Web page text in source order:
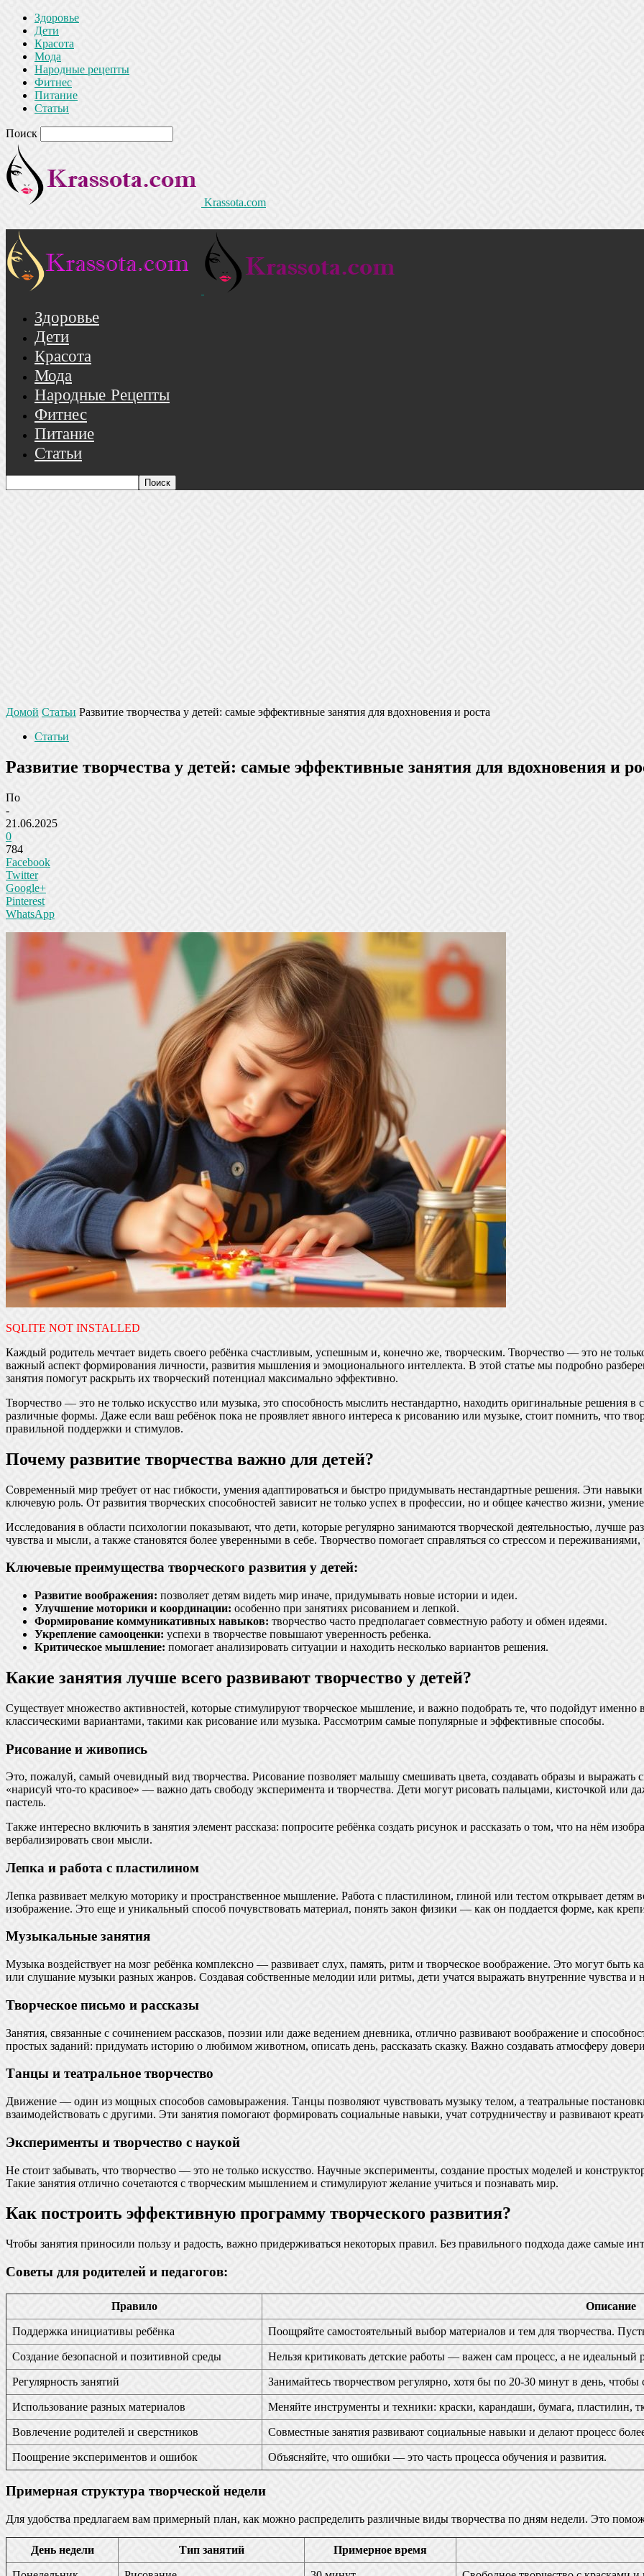
Здоровье
Дети
Красота
Мода
Народные рецепты
Фитнес
Питание
Статьи
Поиск
Krassota.com
Здоровье
Дети
Красота
Мода
Народные Рецепты
Фитнес
Питание
Статьи
Домой Статьи Развитие творчества у детей: самые эффективные занятия для вдохновения и роста
Статьи
Развитие творчества у детей: самые эффективные занятия для вдохновения и
По
-
21.06.2025
0
784
Facebook
Twitter
Google+
Pinterest
WhatsApp
SQLITE NOT INSTALLED
Каждый родитель мечтает видеть своего ребёнка счастливым, успешным и, конечно же, творческим. Творчество — это не
важный аспект формирования личности, развития мышления и эмоционального интеллекта. В этой статье мы подробно
занятия помогут раскрыть их творческий потенциал максимально эффективно.
Творчество — это не только искусство или музыка, это способность мыслить нестандартно, находить оригинальные решения
различные формы. Даже если ваш ребёнок пока не проявляет явного интереса к рисованию или музыке, стоит помнить, что
правильной поддержки и стимулов.
Почему развитие творчества важно для детей?
Современный мир требует от нас гибкости, умения адаптироваться и быстро придумывать нестандартные решения. Эти навыки
ключевую роль. От развития творческих способностей зависит не только успех в профессии, но и общее качество жизни,
Исследования в области психологии показывают, что дети, которые регулярно занимаются творческой деятельностью, лучше
чувства и мысли, а также становятся более уверенными в себе. Творчество помогает справляться со стрессом и
Ключевые преимущества творческого развития у детей:
Развитие воображения: позволяет детям видеть мир иначе, придумывать новые истории и идеи.
Улучшение моторики и координации: особенно при занятиях рисованием и лепкой.
Формирование коммуникативных навыков: творчество часто предполагает совместную работу и обмен идеями.
Укрепление самооценки: успехи в творчестве повышают уверенность ребенка.
Критическое мышление: помогает анализировать ситуации и находить несколько вариантов решения.
Какие занятия лучше всего развивают творчество у детей?
Существует множество активностей, которые стимулируют творческое мышление, и важно подобрать те, что подойдут именно
классическими вариантами, такими как рисование или музыка. Рассмотрим самые популярные и эффективные способы.
Рисование и живопись
Это, пожалуй, самый очевидный вид творчества. Рисование позволяет малышу смешивать цвета, создавать образы и выражать
«нарисуй что-то красивое» — важно дать свободу эксперимента и творчества. Дети могут рисовать пальцами, кисточкой или
пастель.
Также интересно включить в занятия элемент рассказа: попросите ребёнка создать рисунок и рассказать о том, что на нём
вербализировать свои мысли.
Лепка и работа с пластилином
Лепка развивает мелкую моторику и пространственное мышление. Работа с пластилином, глиной или тестом открывает детям
изображение. Это еще и уникальный способ почувствовать материал, понять закон физики — как он поддается форме, как
Музыкальные занятия
Музыка воздействует на мозг ребёнка комплексно — развивает слух, память, ритм и творческое воображение. Это могут быть
или слушание музыки разных жанров. Создавая собственные мелодии или ритмы, дети учатся выражать внутренние чувства и
Творческое письмо и рассказы
Занятия, связанные с сочинением рассказов, поэзии или даже ведением дневника, отлично развивают воображение и
простых заданий: придумать историю о любимом животном, описать день, рассказать сказку. Важно создавать атмосферу
Танцы и театральное творчество
Движение — один из мощных способов самовыражения. Танцы позволяют чувствовать музыку телом, а театральные
взаимодействовать с другими. Эти занятия помогают формировать социальные навыки, учат сотрудничеству и развивают
Эксперименты и творчество с наукой
Не стоит забывать, что творчество — это не только искусство. Научные эксперименты, создание простых моделей и
Такие занятия отлично сочетаются с творческим мышлением и стимулируют желание учиться и познавать мир.
Как построить эффективную программу творческого развития?
Чтобы занятия приносили пользу и радость, важно придерживаться некоторых правил. Без правильного подхода даже самые
Советы для родителей и педагогов:
Правило Описание
Поддержка инициативы ребёнка Поощряйте самостоятельный выбор материалов и тем для творчества.
Создание безопасной и позитивной среды Нельзя критиковать детские работы — важен сам процесс, а не идеальный
Регулярность занятий Занимайтесь творчеством регулярно, хотя бы по 20-30 минут в день,
Использование разных материалов Меняйте инструменты и техники: краски, карандаши, бумага, пластилин,
Вовлечение родителей и сверстников Совместные занятия развивают социальные навыки и делают процесс
Поощрение экспериментов и ошибок Объясняйте, что ошибки — это часть процесса обучения и развития.
Примерная структура творческой недели
Для удобства предлагаем вам примерный план, как можно распределить различные виды творчества по дням недели. Это
День недели Тип занятий Примерное время